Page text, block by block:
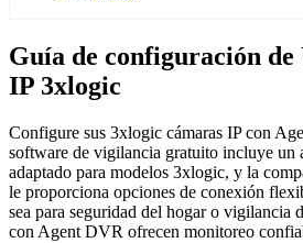
Guía de configuración
IP 3xlogic
Configure sus 3xlogic cámaras IP con
software de vigilancia gratuito incluye un
adaptado para modelos 3xlogic, y la
le proporciona opciones de conexión
sea para seguridad del hogar o vigilancia
con Agent DVR ofrecen monitoreo